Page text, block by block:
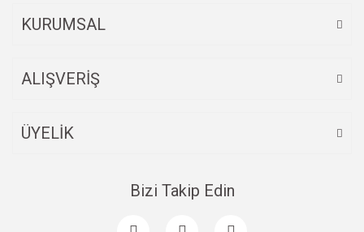
KURUMSAL
ALIŞVERİŞ
ÜYELİK
Bizi Takip Edin